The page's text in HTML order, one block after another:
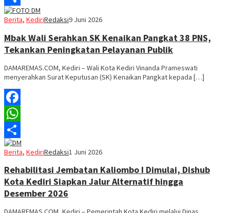
Share
Berita, KediriRedaksi9 Juni 2026
Mbak Wali Serahkan SK Kenaikan Pangkat 38 PNS,
Tekankan Peningkatan Pelayanan Publik
DAMAREMAS.COM, Kediri – Wali Kota Kediri Vinanda Prameswati
menyerahkan Surat Keputusan (SK) Kenaikan Pangkat kepada […]
Facebook
WhatsApp
Share
Berita, KediriRedaksi1 Juni 2026
Rehabilitasi Jembatan Kaliombo I Dimulai, Dishub
Kota Kediri Siapkan Jalur Alternatif hingga
Desember 2026